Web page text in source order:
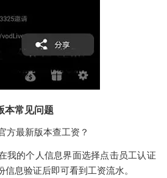
本常见问题
方最新版本查工资？
我的个人信息界面选择点击员工认证
息验证后即可看到工资流水。